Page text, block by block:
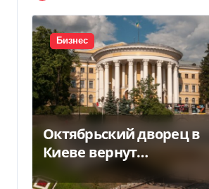
Бизнес
Октябрьский дворец в
Киеве вернут
государству — решение